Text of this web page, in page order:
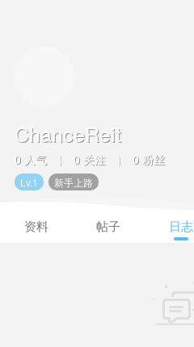
ChanceReit
0 人气 | 0 关注 | 0 粉丝
Lv.1 新手上路
资料 帖子 日志